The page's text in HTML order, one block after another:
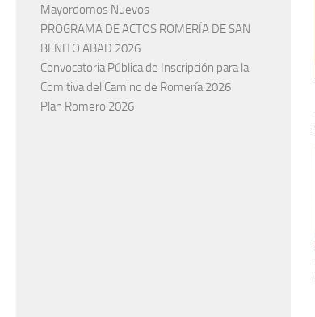
Mayordomos Nuevos
PROGRAMA DE ACTOS ROMERÍA DE SAN
BENITO ABAD 2026
Convocatoria Pública de Inscripción para la
Comitiva del Camino de Romería 2026
Plan Romero 2026